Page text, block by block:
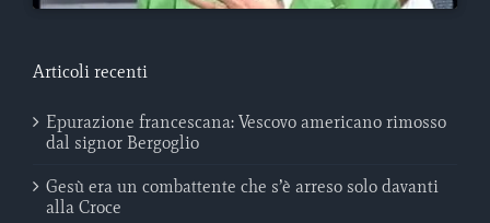
Articoli recenti
Epurazione francescana: Vescovo americano rimosso
dal signor Bergoglio
Gesù era un combattente che s’è arreso solo davanti
alla Croce